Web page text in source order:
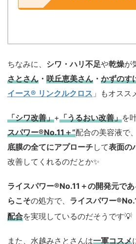
ちなみに、 シワ・ハリ不足や乾燥が
さとさん ・ 咲丘恵美さん ・ かずのす
イース® リンクルクロス 」もオスス
「シワ改善」+「うるおい改善」を
スパワー®No.11＋”配合の美容液で、
底膜の全てにアプローチして表面の
改善してくれるのだとか✨
ライスパワー®No.11＋の開発元であ
らこその処方で、 ライスパワー
配合を実現しているのだそうです💡
また、水越みさとさんは一軍コスメ